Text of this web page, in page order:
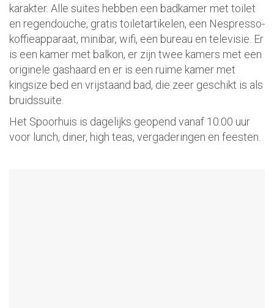
karakter. Alle suites hebben een badkamer met toilet
en regendouche, gratis toiletartikelen, een Nespresso-
koffieapparaat, minibar, wifi, een bureau en televisie. Er
is een kamer met balkon, er zijn twee kamers met een
originele gashaard en er is een ruime kamer met
kingsize bed en vrijstaand bad, die zeer geschikt is als
bruidssuite.
Het Spoorhuis is dagelijks geopend vanaf 10.00 uur
voor lunch, diner, high teas, vergaderingen en feesten.